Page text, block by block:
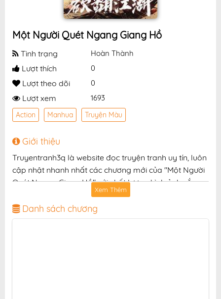
Một Người Quét Ngang Giang Hồ
Tình trạng Hoàn Thành
Lượt thích 0
Lượt theo dõi 0
Lượt xem 1693
Action Manhua Truyện Màu
Giới thiệu
Truyentranh3q là website đọc truyện tranh uy tín, luôn
cập nhật nhanh nhất các chương mới của "Một Người
Quét Ngang Giang Hồ" với chất lượng hình ảnh sắc
nét, bản dịch chuẩn và giao diện thân thiện, mang đến
trải nghiệm đọc truyện hấp dẫn, tiện lợi, hoàn toàn
miễn phí cho độc giả yêu thích truyện tranh online.
Xem Thêm
Danh sách chương